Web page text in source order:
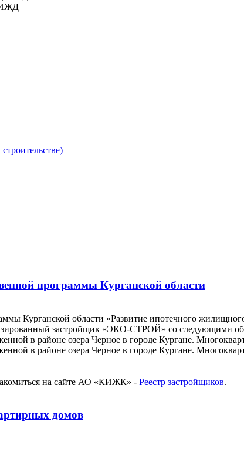
ИЖД
программы Курганской области
Курганской области «Развитие ипотечного
застройщик «ЭКО-СТРОЙ» со следующими
в районе озера Черное в городе Кургане.
в районе озера Черное в городе Кургане.
на сайте АО «КИЖК» - Реестр застройщиков.
домов